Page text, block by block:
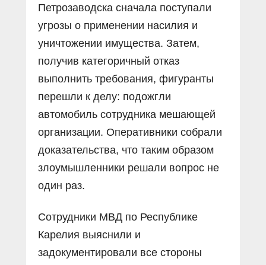
Петрозаводска сначала поступали
угрозы о применении насилия и
уничтожении имущества. Затем,
получив категоричный отказ
выполнить требования, фигуранты
перешли к делу: подожгли
автомобиль сотрудника мешающей
организации. Оперативники собрали
доказательства, что таким образом
злоумышленники решали вопрос не
один раз.
Сотрудники МВД по Республике
Карелия выяснили и
задокументировали все стороны